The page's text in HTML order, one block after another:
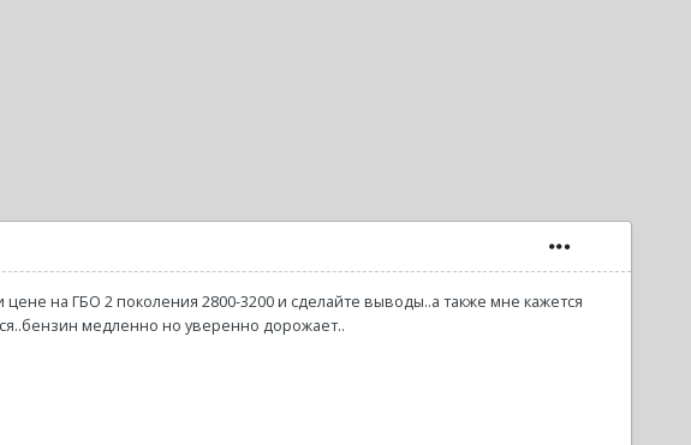
на ГБО 2 поколения 2800-3200 и сделайте выводы..а также мне кажется
медленно но уверенно дорожает..